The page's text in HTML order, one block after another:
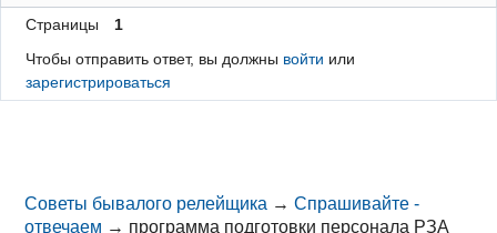
Страницы
1
Чтобы отправить ответ, вы должны войти или
зарегистрироваться
Советы бывалого релейщика →Спрашивайте -
отвечаем → программа подготовки персонала РЗА